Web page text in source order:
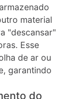
material
"descansar"
Esse
de ar ou
garantindo
do